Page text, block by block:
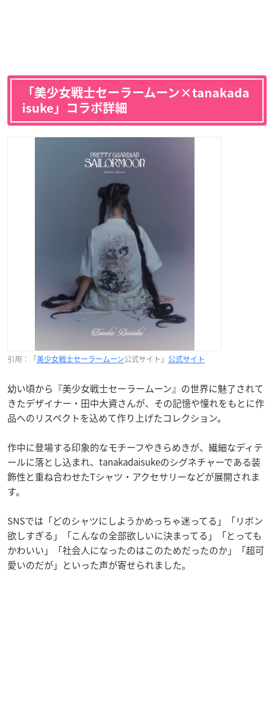
「美少女戦士セーラームーン×tanakada
isuke」コラボ詳細
引用：「美少女戦士セーラームーン公式サイト」 公式サイト
幼い頃から『美少女戦士セーラームーン』の世界に魅了されて
きたデザイナー・田中大資さんが、その記憶や憧れをもとに作
品へのリスペクトを込めて作り上げたコレクション。
作中に登場する印象的なモチーフやきらめきが、繊細なディテ
ールに落とし込まれ、tanakadaisukeのシグネチャーである装
飾性と重ね合わせたTシャツ・アクセサリーなどが展開されま
す。
SNSでは「どのシャツにしようかめっちゃ迷ってる」「リボン
欲しすぎる」「こんなの全部欲しいに決まってる」「とっても
かわいい」「社会人になったのはこのためだったのか」「超可
愛いのだが」といった声が寄せられました。